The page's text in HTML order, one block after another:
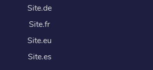
Site.de
Site.fr
Site.eu
Site.es